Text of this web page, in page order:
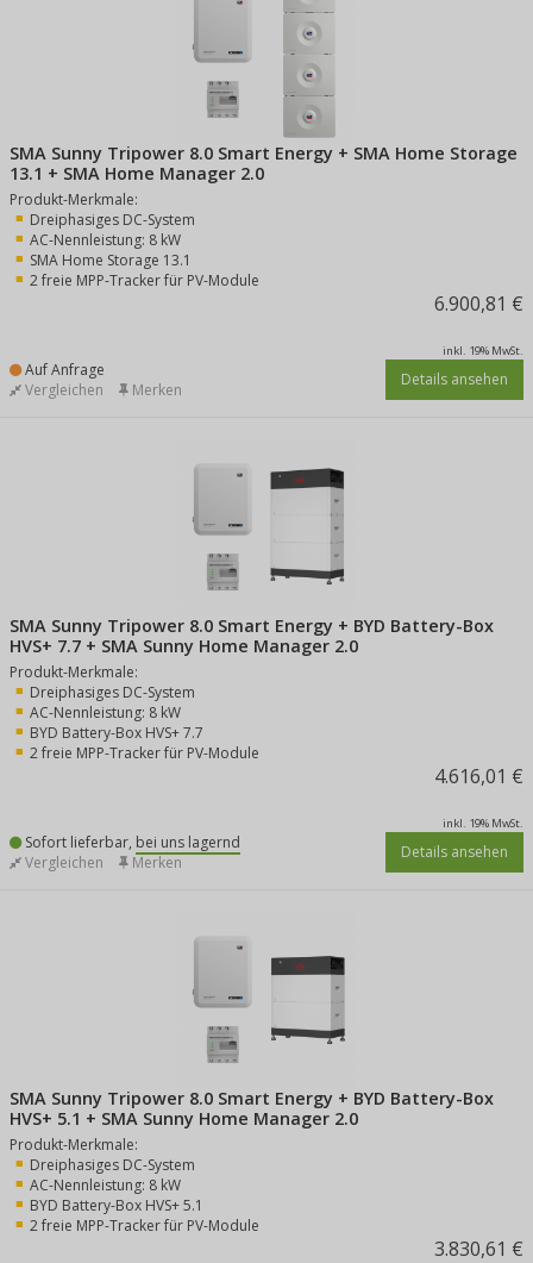
SMA Sunny Tripower 8.0 Smart Energy + SMA Home Storage
13.1 + SMA Home Manager 2.0
Produkt-Merkmale:
Dreiphasiges DC-System
AC-Nennleistung: 8 kW
SMA Home Storage 13.1
2 freie MPP-Tracker für PV-Module
6.900,81 €
inkl. 19% MwSt.
Auf Anfrage Details ansehen
Vergleichen Merken
SMA Sunny Tripower 8.0 Smart Energy + BYD Battery-Box
HVS+ 7.7 + SMA Sunny Home Manager 2.0
Produkt-Merkmale:
Dreiphasiges DC-System
AC-Nennleistung: 8 kW
BYD Battery-Box HVS+ 7.7
2 freie MPP-Tracker für PV-Module
4.616,01 €
inkl. 19% MwSt.
Sofort lieferbar, bei uns lagernd Details ansehen
Vergleichen Merken
SMA Sunny Tripower 8.0 Smart Energy + BYD Battery-Box
HVS+ 5.1 + SMA Sunny Home Manager 2.0
Produkt-Merkmale:
Dreiphasiges DC-System
AC-Nennleistung: 8 kW
BYD Battery-Box HVS+ 5.1
2 freie MPP-Tracker für PV-Module
3.830,61 €